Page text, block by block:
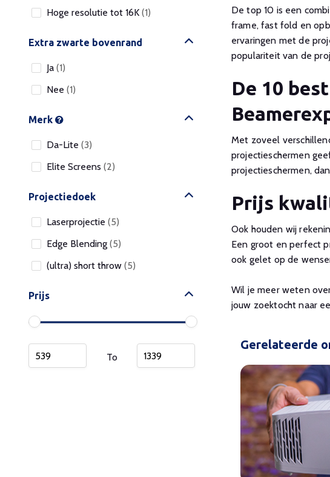
Hoge resolutie tot 16K (1)
Extra zwarte bovenrand
Ja (1)
Nee (1)
Merk
Da-Lite (3)
Elite Screens (2)
Projectiedoek
Laserprojectie (5)
Edge Blending (5)
(ultra) short throw (5)
Prijs
To
De top 10 is een
frame, fast fold en
ervaringen met de
populariteit van de
De 10
Met zoveel
projectieschermen
projectieschermen,
Prijs
Ook houden wij
Een groot en perfect
ook gelet op de
Wil je meer weten
jouw zoektocht naar
Gerelateerde